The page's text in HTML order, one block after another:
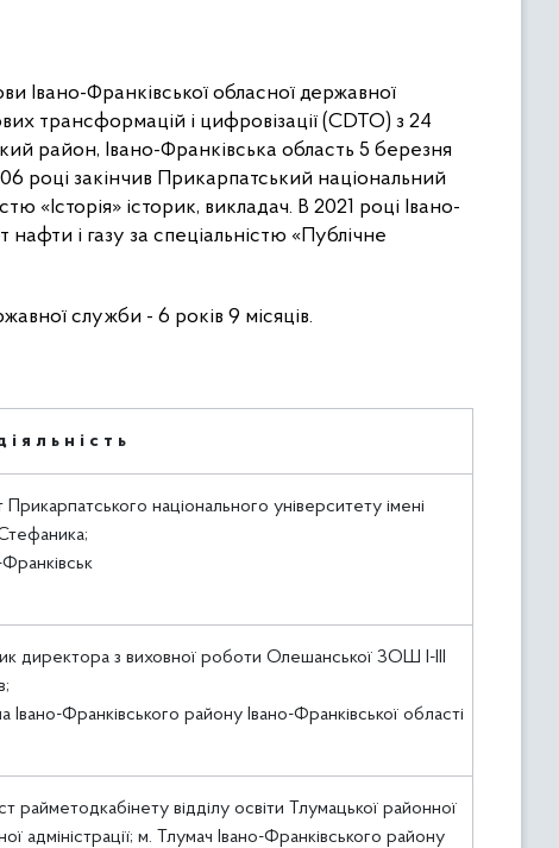
Івано-Франківської обласної державної
трансформацій і цифровізації (CDTO) з 24
район, Івано-Франківська область 5 березня
році закінчив Прикарпатський національний
«Історія» історик, викладач. В 2021 році Івано-
і газу за спеціальністю «Публічне
служби - 6 років 9 місяців.
я л ь н і с т ь
Прикарпатського національного університету імені
директора з виховної роботи Олешанської ЗОШ І-ІІІ
Івано-Франківського району Івано-Франківської області
райметодкабінету відділу освіти Тлумацької районної
адміністрації; м. Тлумач Івано-Франківського району